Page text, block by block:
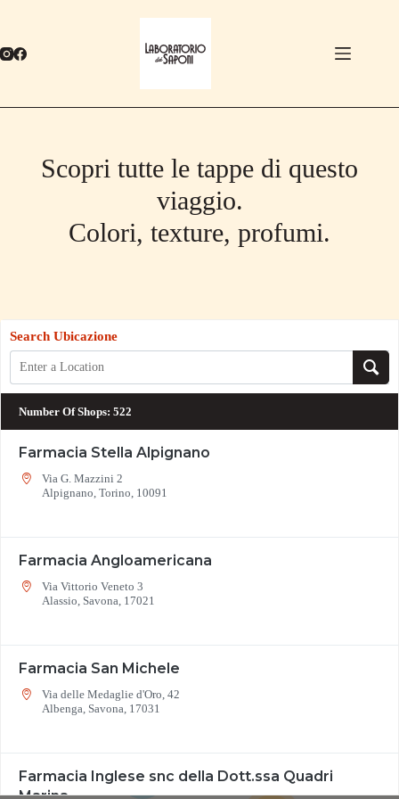
Scopri tutte le tappe di questo
viaggio.
Colori, texture, profumi.
Search Ubicazione
Number Of Shops: 522
Farmacia Stella Alpignano
Via G. Mazzini 2
Alpignano, Torino, 10091
Farmacia Angloamericana
Via Vittorio Veneto 3
Alassio, Savona, 17021
Farmacia San Michele
Via delle Medaglie d'Oro, 42
Albenga, Savona, 17031
Farmacia Inglese snc della Dott.ssa Quadri
9